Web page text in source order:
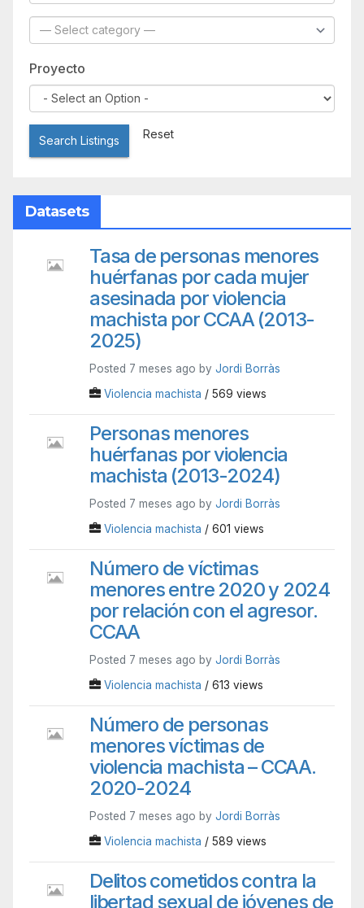
Proyecto
Search Listings Reset
Datasets
Tasa de personas menores
huérfanas por cada mujer
asesinada por violencia
machista por CCAA (2013-
2025)
Posted 7 meses ago by Jordi Borràs
Violencia machista / 569 views
Personas menores
huérfanas por violencia
machista (2013-2024)
Posted 7 meses ago by Jordi Borràs
Violencia machista / 601 views
Número de víctimas
menores entre 2020 y 2024
por relación con el agresor.
CCAA
Posted 7 meses ago by Jordi Borràs
Violencia machista / 613 views
Número de personas
menores víctimas de
violencia machista – CCAA.
2020-2024
Posted 7 meses ago by Jordi Borràs
Violencia machista / 589 views
Delitos cometidos contra la
libertad sexual de jóvenes de